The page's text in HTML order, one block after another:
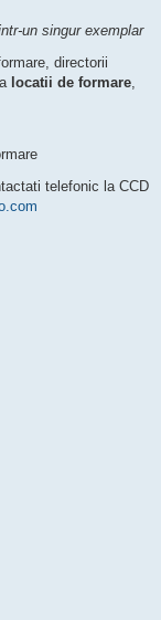
un singur exemplar
directorii
locatii de formare,
telefonic la CCD